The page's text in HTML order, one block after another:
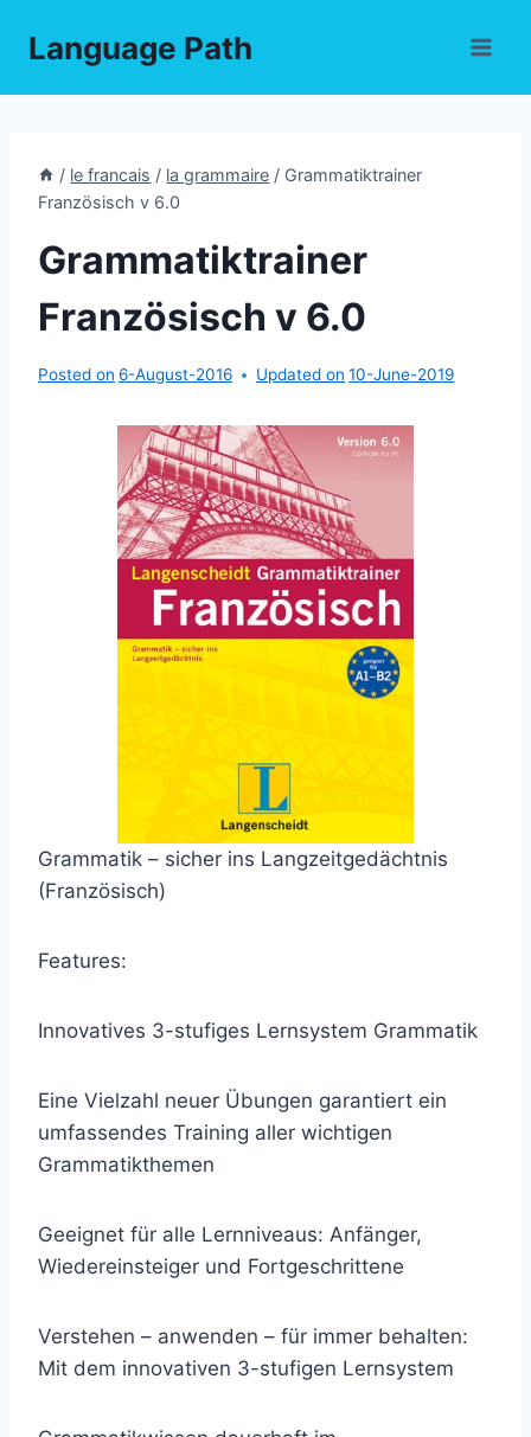
Language Path
/ le francais / la grammaire / Grammatiktrainer
Französisch v 6.0
Grammatiktrainer
Französisch v 6.0
Posted on 6-August-2016 Updated on 10-June-2019
Grammatik – sicher ins Langzeitgedächtnis
(Französisch)
Features:
Innovatives 3-stufiges Lernsystem Grammatik
Eine Vielzahl neuer Übungen garantiert ein
umfassendes Training aller wichtigen
Grammatikthemen
Geeignet für alle Lernniveaus: Anfänger,
Wiedereinsteiger und Fortgeschrittene
Verstehen – anwenden – für immer behalten:
Mit dem innovativen 3-stufigen Lernsystem